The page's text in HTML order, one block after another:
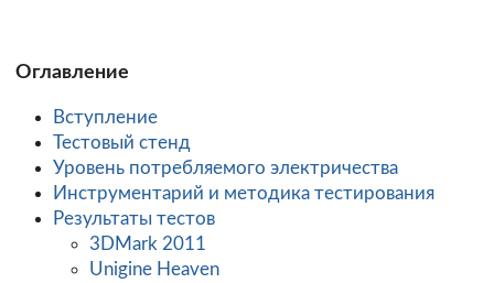
Оглавление
Вступление
Тестовый стенд
Уровень потребляемого электричества
Инструментарий и методика тестирования
Результаты тестов
3DMark 2011
Unigine Heaven